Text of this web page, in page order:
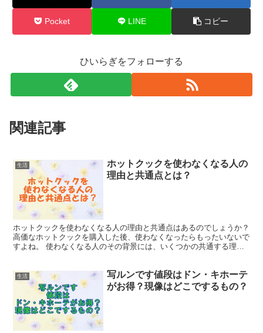
Pocket LINE コピー
ひいらぎをフォローする
関連記事
生活
ホットクックを使わなくなる人の
理由と共通点とは？
ホットクックを使わなくなる人の理由と共通点はあるのでしょうか？
高価なホットクックを購入した後、使わなくなったらもったいないで
すよね。 使わなくなる人のその背景には、いくつかの共通する理由
生活
写ルンです値段はドン・キホーテ
がお得？現像はどこでするもの？